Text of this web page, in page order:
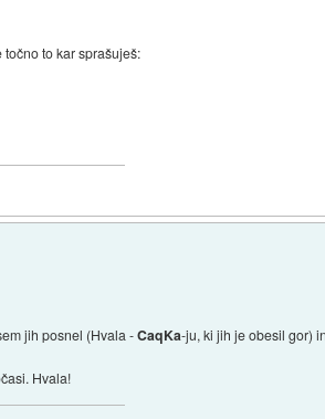
to kar sprašuješ:
jih posnel (Hvala -CaqKa-ju, ki jih je obesil gor)
Hvala!